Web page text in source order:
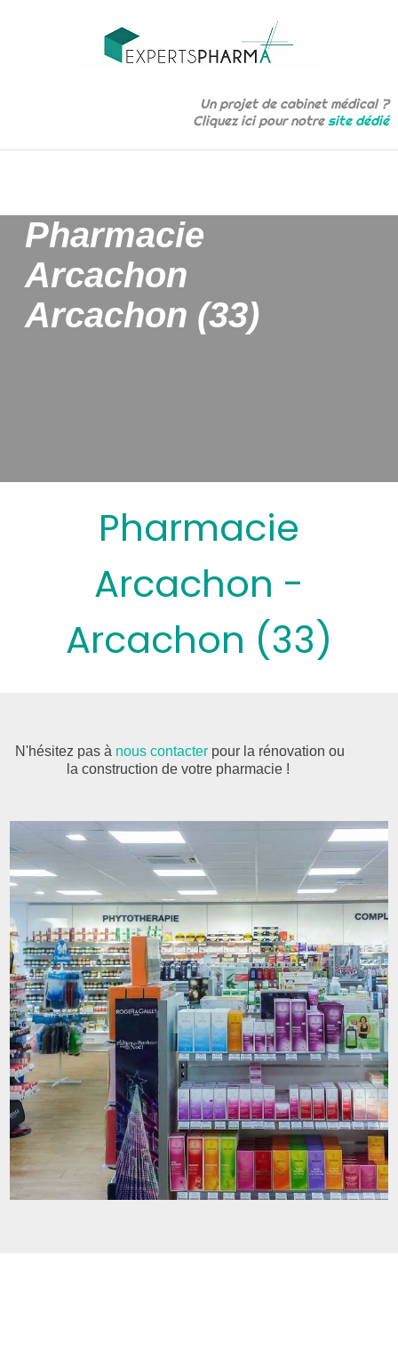
Un projet de cabinet médical ?
Cliquez ici pour notresite dédié
Pharmacie
Arcachon
Arcachon (33)
Pharmacie
Arcachon -
Arcachon (33)
N'hésitez pas à nous contacter pour la rénovation ou
la construction de votre pharmacie !